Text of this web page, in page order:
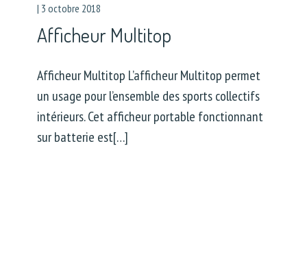
| 3 octobre 2018
Afficheur Multitop
Afficheur Multitop L’afficheur Multitop permet
un usage pour l’ensemble des sports collectifs
intérieurs. Cet afficheur portable fonctionnant
sur batterie est[…]